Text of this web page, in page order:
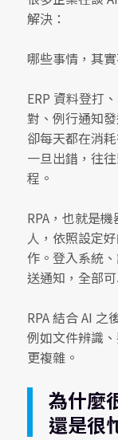
解決：
哪些事情，其
ERP 資料登打
對、例行通知
卻每天都在消
一旦出錯，往
程。
RPA，也就是
人，依照設定
作。登入系統
送通知，全部
RPA 結合 AI 之
例如文件辨識
更複雜。
為什麼
還是很